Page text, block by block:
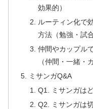
効果的）
ルーティン化で
方法（勉強・試
仲間やカップル
（仲間・一緒・
ミサンガQ&A
Q1. ミサンガは
Q2. ミサンガは